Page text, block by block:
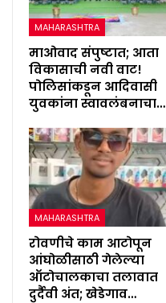
MAHARASHTRA
माओवाद संपुष्टात; आता
विकासाची नवी वाट!
पोलिसांकडून आदिवासी
युवकांना स्वावलंबनाचा…
MAHARASHTRA
रोवणीचे काम आटोपून
आंघोळीसाठी गेलेल्या
ऑटोचालकाचा तलावात
दुर्दैवी अंत; खेडेगाव…